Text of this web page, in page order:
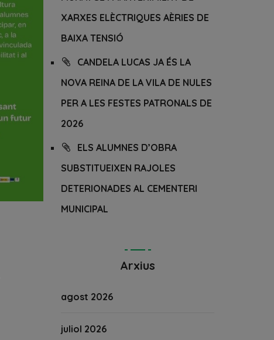
XARXES ELÈCTRIQUES AÈRIES DE
BAIXA TENSIÓ
CANDELA LUCAS JA ÉS LA
NOVA REINA DE LA VILA DE NULES
PER A LES FESTES PATRONALS DE
2026
ELS ALUMNES D’OBRA
SUBSTITUEIXEN RAJOLES
DETERIONADES AL CEMENTERI
MUNICIPAL
Arxius
agost 2026
juliol 2026